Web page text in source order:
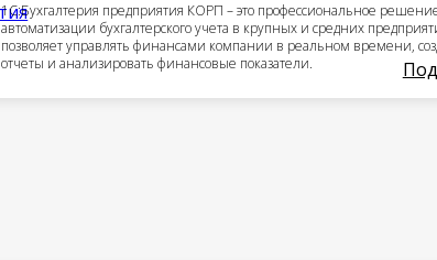
1С:Бухгалтерия предприятия КОРП – это профессиональное
автоматизации бухгалтерского учета в крупных и средних
позволяет управлять финансами компании в реальном времени,
отчеты и анализировать финансовые показатели.